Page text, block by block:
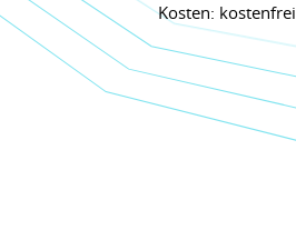
Kosten: kostenfrei